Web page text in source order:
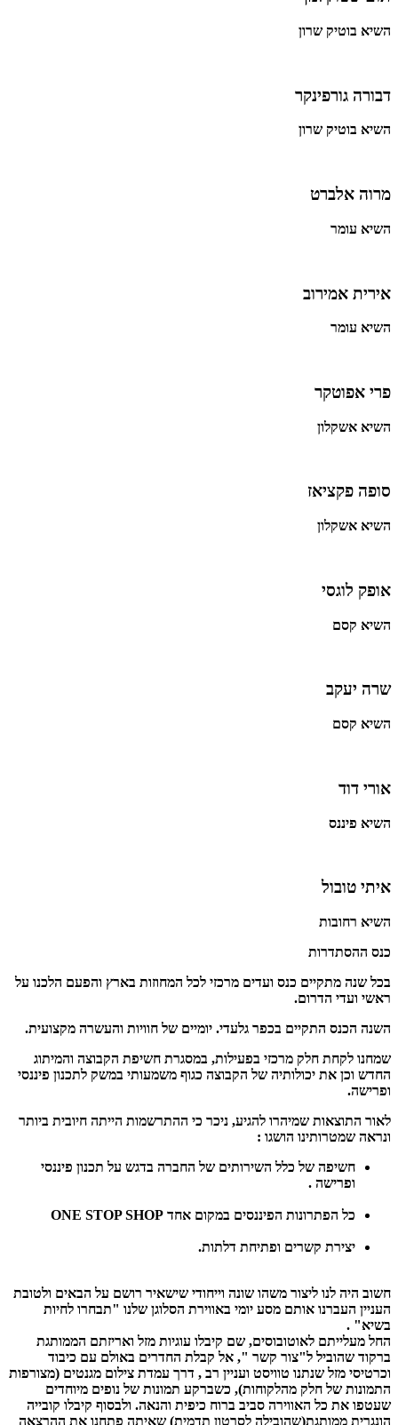
השיא בוטיק שרון
דבורה גורפינקר
השיא בוטיק שרון
מרוה אלברט
השיא עומר
אירית אמירוב
השיא עומר
פרי אפוטקר
השיא אשקלון
סופה פקציאז
השיא אשקלון
אופק לוגסי
השיא קסם
שרה יעקב
השיא קסם
אורי דוד
השיא פיננס
איתי טובול
השיא רחובות
כנס ההסתדרות
בכל שנה מתקיים כנס ועדים מרכזי לכל המחוזות בארץ והפעם הלכנו על
ראשי ועדי הדרום.
השנה הכנס התקיים בכפר גלעדי. יומיים של חוויות והעשרה מקצועית.
שמחנו לקחת חלק מרכזי בפעילות, במסגרת חשיפת הקבוצה והמיתוג
החדש וכן את יכולותיה של הקבוצה כגוף משמעותי במשק לתכנון פיננסי
ופרישה.
לאור התוצאות שמיהרו להגיע, ניכר כי ההתרשמות הייתה חיובית ביותר
ונראה שמטרותינו הושגו :
חשיפה של כלל השירותים של החברה בדגש על תכנון פיננסי
ופרישה .
כל הפתרונות הפיננסים במקום אחד ONE STOP SHOP
יצירת קשרים ופתיחת דלתות.
חשוב היה לנו ליצור משהו שונה וייחודי שישאיר רושם על הבאים ולטובת
העניין העברנו אותם מסע יומי באווירת הסלוגן שלנו "תבחרו לחיות
בשיא" .
החל מעלייתם לאוטובוסים, שם קיבלו עוגיות מזל ואריזתם הממותגת
ברקוד שהוביל ל"צור קשר ", אל קבלת החדרים באולם עם כיבוד
וכרטיסי מזל שנתנו טוויסט ועניין רב , דרך עמדת צילום מגנטים (מצורפות
התמונות של חלק מהלקוחות), כשברקע תמונות של נופים מיוחדים
שעטפו את כל האווירה סביב ברוח כיפית והנאה. ולבסוף קיבלו קובייה
הונגרית ממותגת(שהובילה לסרטון תדמית) שאיתה פתחנו את ההרצאה